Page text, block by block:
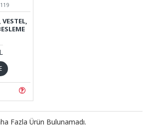
Fazla Ürün Bulunamadı.